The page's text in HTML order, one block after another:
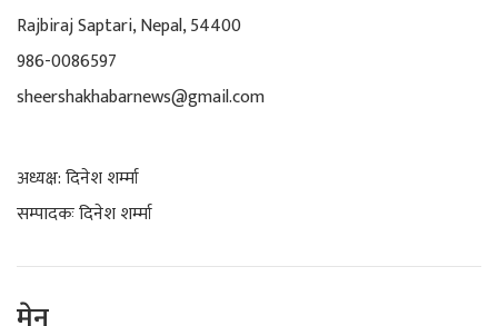
Rajbiraj Saptari, Nepal, 54400
986-0086597
sheershakhabarnews@gmail.com
अध्यक्ष: दिनेश शर्म्मा
सम्पादकः दिनेश शर्म्मा